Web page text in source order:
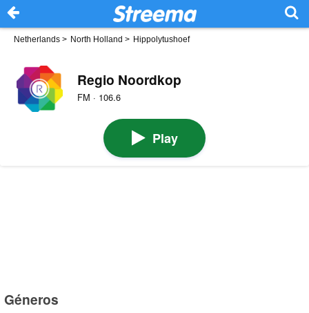
Netherlands > North Holland > Hippolytushoef
Regio Noordkop
FM · 106.6
Play
Géneros